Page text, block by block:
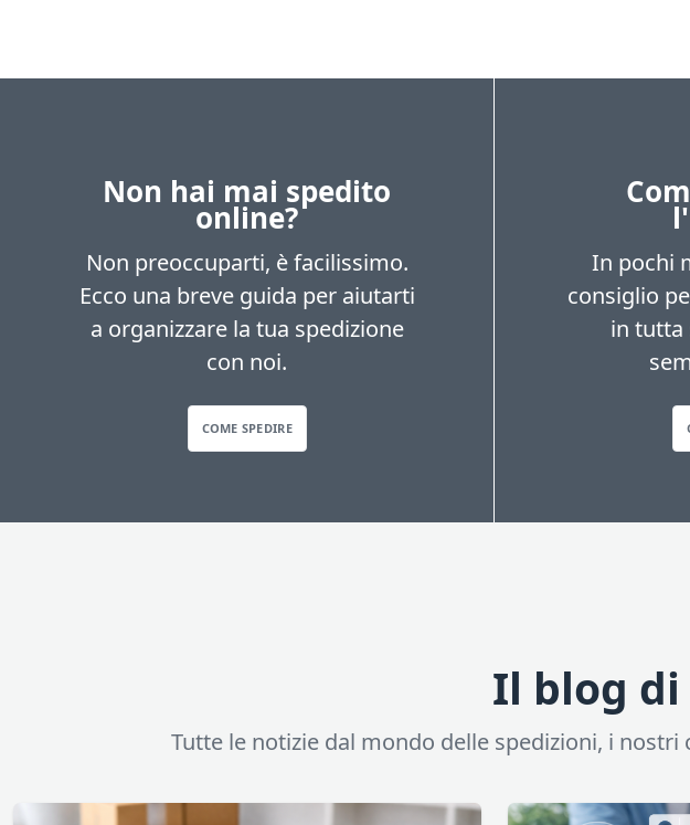
Non hai mai spedito
online?
Non preoccuparti, è facilissimo.
Ecco una breve guida per aiutarti
a organizzare la tua spedizione
con noi.
COME SPEDIRE
In pochi
consiglio
in tutta
Il blog di
Tutte le notizie dal mondo delle spedizioni, i